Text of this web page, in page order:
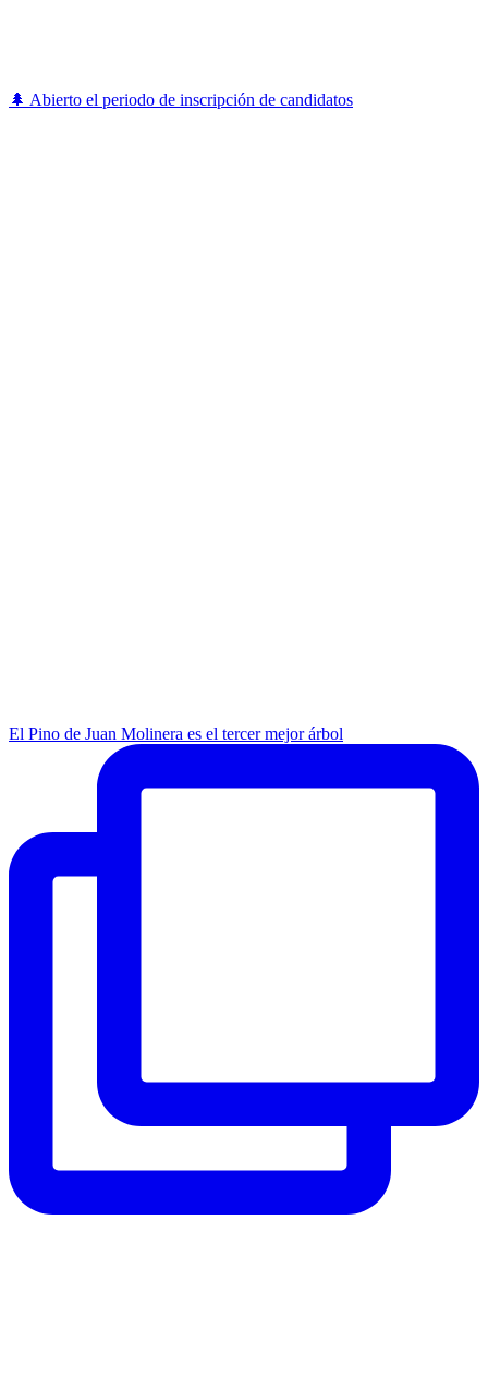
🌲 Abierto el periodo de inscripción de candidatos
El Pino de Juan Molinera es el tercer mejor árbol